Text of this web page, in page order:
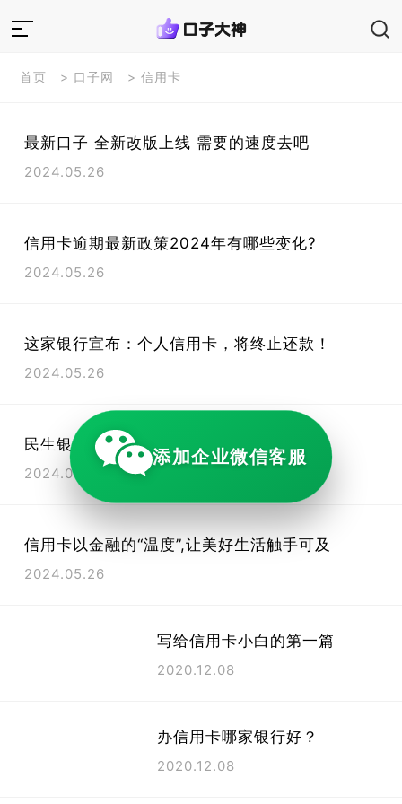
首页 > 口子网 > 信用卡
最新口子 全新改版上线 需要的速度去吧
2024.05.26
信用卡逾期最新政策2024年有哪些变化?
2024.05.26
这家银行宣布：个人信用卡，将终止还款！
2024.05.26
民生银行信用卡新核心系统上线
2024.05.26
信用卡以金融的“温度”,让美好生活触手可及
2024.05.26
写给信用卡小白的第一篇
2020.12.08
办信用卡哪家银行好？
2020.12.08
添加企业微信客服